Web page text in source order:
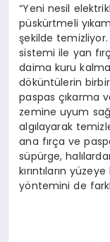
“Yeni nesil
püskürtmeli
şekilde temizliyor.
sistemi ile yan
daima kuru
döküntülerin
paspas çıkarma
zemine uyum
algılayarak
ana fırça ve
süpürge,
kırıntıların
yöntemini de